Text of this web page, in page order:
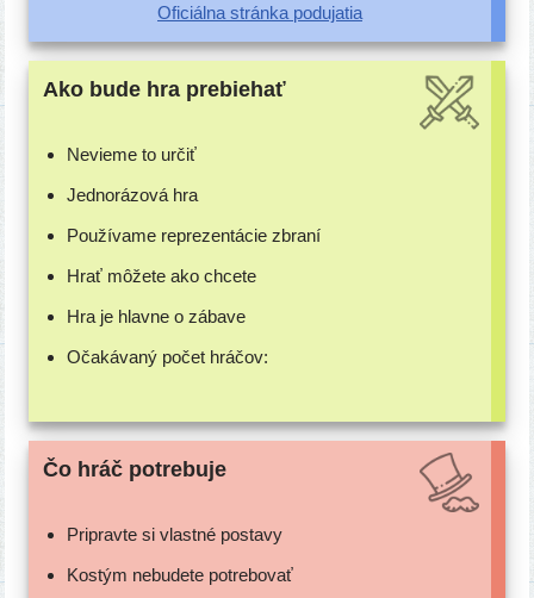
Oficiálna strán­ka podujatia
Ako bude hra prebiehať
Nevieme to určiť
Jednorázová hra
Používame repre­zen­tá­cie zbraní
Hrať môže­te ako chcete
Hra je hlav­ne o zábave
Očakávaný počet hráčov:
Čo hráč potrebuje
Pripravte si vlast­né postavy
Kostým nebu­de­te potrebovať